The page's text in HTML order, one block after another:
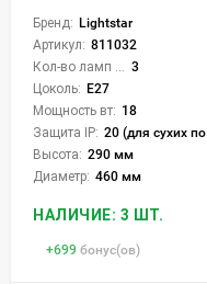
Бренд: Lightstar
Артикул: 811032
3
Цоколь: E27
Мощность вт: 18
Защита IP: 20 (для сухих пом.)
Высота: 290 мм
Диаметр: 460 мм
НАЛИЧИЕ: 3 ШТ.
+699 бонус(ов)